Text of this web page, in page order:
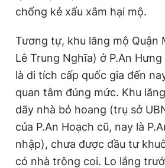
chống kẻ xấu xâm hại mộ.
Tương tự, khu lăng mộ Quận
Lê Trung Nghĩa) ở P.An Hưng
là di tích cấp quốc gia đến
quan tâm đúng mức. Khu
dãy nhà bỏ hoang (trụ sở
của P.An Hoạch cũ, nay là
nhập), chưa được đầu tư
có nhà trông coi. Lo lắng